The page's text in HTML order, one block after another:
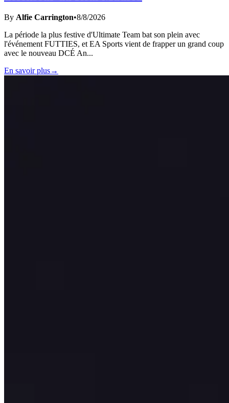
By Alfie Carrington•8/8/2026
La période la plus festive d'Ultimate Team bat son plein avec
l'événement FUTTIES, et EA Sports vient de frapper un grand coup
avec le nouveau DCÉ An...
En savoir plus→